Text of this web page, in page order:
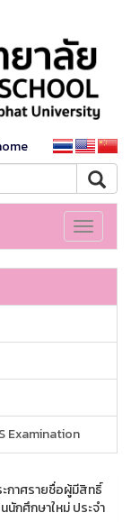
Toggle
Examination
ะกาศรายชื่อผู้มีสิทธิ์
นักศึกษาใหม่ ประจำ